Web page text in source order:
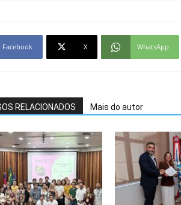
Facebook X WhatsApp
RELACIONADOS Mais do autor